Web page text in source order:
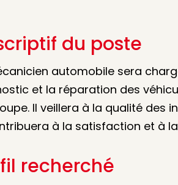
du poste
automobile sera
et la réparation des
Il veillera à la qualité des
à la satisfaction et à
recherché